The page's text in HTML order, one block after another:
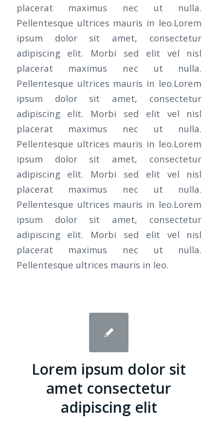
placerat maximus nec ut nulla.
Pellentesque ultrices mauris in leo.Lorem
ipsum dolor sit amet, consectetur
adipiscing elit. Morbi sed elit vel nisl
placerat maximus nec ut nulla.
Pellentesque ultrices mauris in leo.Lorem
ipsum dolor sit amet, consectetur
adipiscing elit. Morbi sed elit vel nisl
placerat maximus nec ut nulla.
Pellentesque ultrices mauris in leo.Lorem
ipsum dolor sit amet, consectetur
adipiscing elit. Morbi sed elit vel nisl
placerat maximus nec ut nulla.
Pellentesque ultrices mauris in leo.Lorem
ipsum dolor sit amet, consectetur
adipiscing elit. Morbi sed elit vel nisl
placerat maximus nec ut nulla.
Pellentesque ultrices mauris in leo.
Lorem ipsum dolor sit
amet consectetur
adipiscing elit